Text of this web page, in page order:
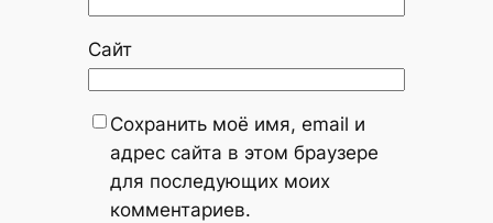
Сайт
Сохранить моё имя, email и
адрес сайта в этом браузере
для последующих моих
комментариев.